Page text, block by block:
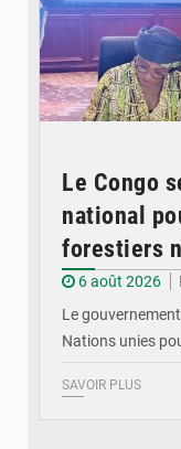
Le Congo
national
forestiers
6 août 2026
Le
Nations unies
SAVOIR PLUS